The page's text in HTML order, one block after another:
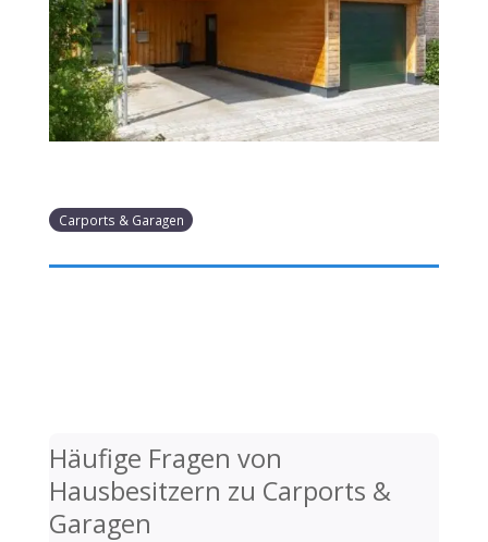
Carports & Garagen
Häufige Fragen von
Hausbesitzern zu Carports &
Garagen